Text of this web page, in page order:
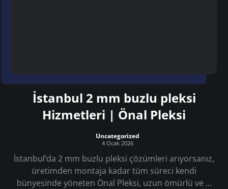
İstanbul 2 mm buzlu pleksi
Hizmetleri | Önal Pleksi
Uncategorized
4 Ocak 2026
İstanbul’da 2 mm buzlu pleksi çözümleri arıyorsanız,
üretimden montaja kadar tüm süreci kendi
bünyesinde yöneten Önal Pleksi, uzun ömürlü ve ...